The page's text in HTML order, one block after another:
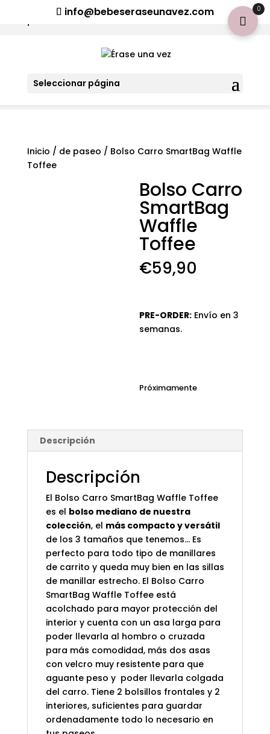
¡Aviso importante para tod@s! Si necesitan más información
info@bebeseraseunavez.com
Seleccionar página
Inicio / de paseo / Bolso Carro SmartBag Waffle
Toffee
Bolso Carro
SmartBag
Waffle
Toffee
€59,90
PRE-ORDER: Envío en 3
semanas.
Próximamente
Descripción
Descripción
El Bolso Carro SmartBag Waffle Toffee
es el bolso mediano de nuestra
colección, el más compacto y versátil
de los 3 tamaños que tenemos… Es
perfecto para todo tipo de manillares
de carrito y queda muy bien en las sillas
de manillar estrecho. El Bolso Carro
SmartBag Waffle Toffee está
acolchado para mayor protección del
interior y cuenta con un asa larga para
poder llevarla al hombro o cruzada
para más comodidad, más dos asas
con velcro muy resistente para que
aguante peso y poder llevarla colgada
del carro. Tiene 2 bolsillos frontales y 2
interiores, suficientes para guardar
ordenadamente todo lo necesario en
0